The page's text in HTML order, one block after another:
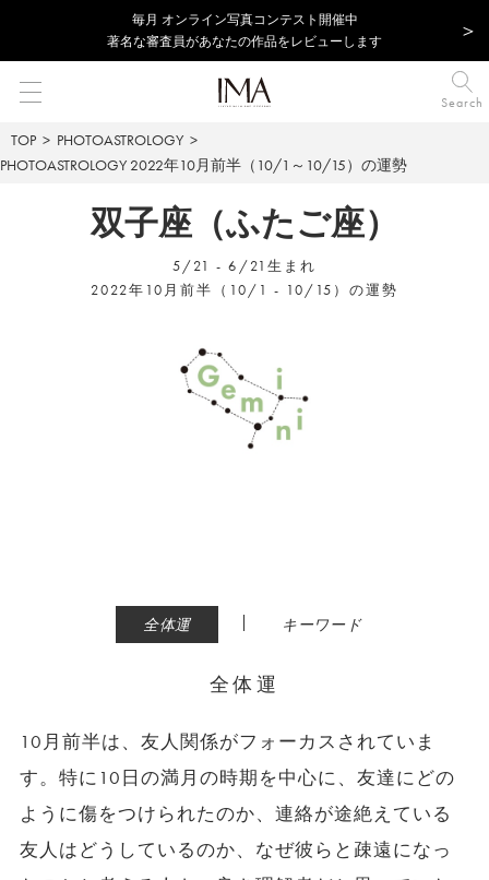
毎⽉ オンライン写真コンテスト開催中
著名な審査員があなたの作品をレビューします
Search
TOP
PHOTOASTROLOGY
PHOTOASTROLOGY 2022年10月前半（10/1～10/15）の運勢
双子座（ふたご座）
5/21 - 6/21生まれ
2022年10月前半（10/1 - 10/15）の運勢
全体運 | キーワード
全体運
10月前半は、友人関係がフォーカスされていま
す。特に10日の満月の時期を中心に、友達にどの
ように傷をつけられたのか、連絡が途絶えている
友人はどうしているのか、なぜ彼らと疎遠になっ